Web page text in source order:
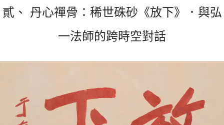
貳、 丹心禪骨：稀世硃砂《放下》．與弘
一法師的跨時空對話